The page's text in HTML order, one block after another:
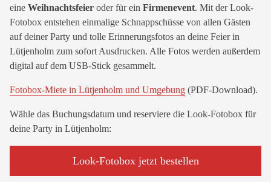
eine Weihnachtsfeier oder für ein Firmenevent. Mit der Look-
Fotobox entstehen einmalige Schnappschüsse von allen Gästen
auf deiner Party und tolle Erinnerungsfotos an deine Feier in
Lütjenholm zum sofort Ausdrucken. Alle Fotos werden außerdem
digital auf dem USB-Stick gesammelt.
Fotobox-Miete in Lütjenholm und Umgebung (PDF-Download).
Wähle das Buchungsdatum und reserviere die Look-Fotobox für
deine Party in Lütjenholm:
Look-Fotobox jetzt bestellen